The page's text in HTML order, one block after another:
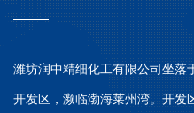
潍坊润中精细化工有限公司坐落
开发区，濒临渤海莱州湾。开发